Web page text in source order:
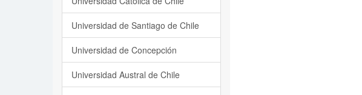
Universidad de Santiago de Chile
Universidad de Concepción
Universidad Austral de Chile